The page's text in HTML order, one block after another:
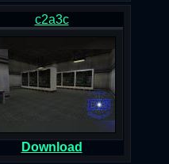
c2a3c
Download